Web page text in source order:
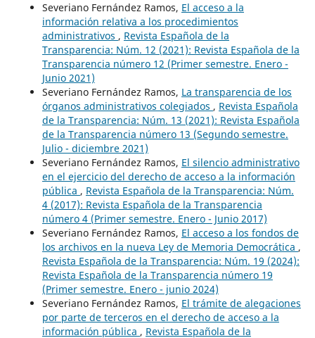
Severiano Fernández Ramos, El acceso a la
información relativa a los procedimientos
administrativos , Revista Española de la
Transparencia: Núm. 12 (2021): Revista Española de la
Transparencia número 12 (Primer semestre. Enero -
Junio 2021)
Severiano Fernández Ramos, La transparencia de los
órganos administrativos colegiados , Revista Española
de la Transparencia: Núm. 13 (2021): Revista Española
de la Transparencia número 13 (Segundo semestre.
Julio - diciembre 2021)
Severiano Fernández Ramos, El silencio administrativo
en el ejercicio del derecho de acceso a la información
pública , Revista Española de la Transparencia: Núm.
4 (2017): Revista Española de la Transparencia
número 4 (Primer semestre. Enero - Junio 2017)
Severiano Fernández Ramos, El acceso a los fondos de
los archivos en la nueva Ley de Memoria Democrática ,
Revista Española de la Transparencia: Núm. 19 (2024):
Revista Española de la Transparencia número 19
(Primer semestre. Enero - junio 2024)
Severiano Fernández Ramos, El trámite de alegaciones
por parte de terceros en el derecho de acceso a la
información pública , Revista Española de la